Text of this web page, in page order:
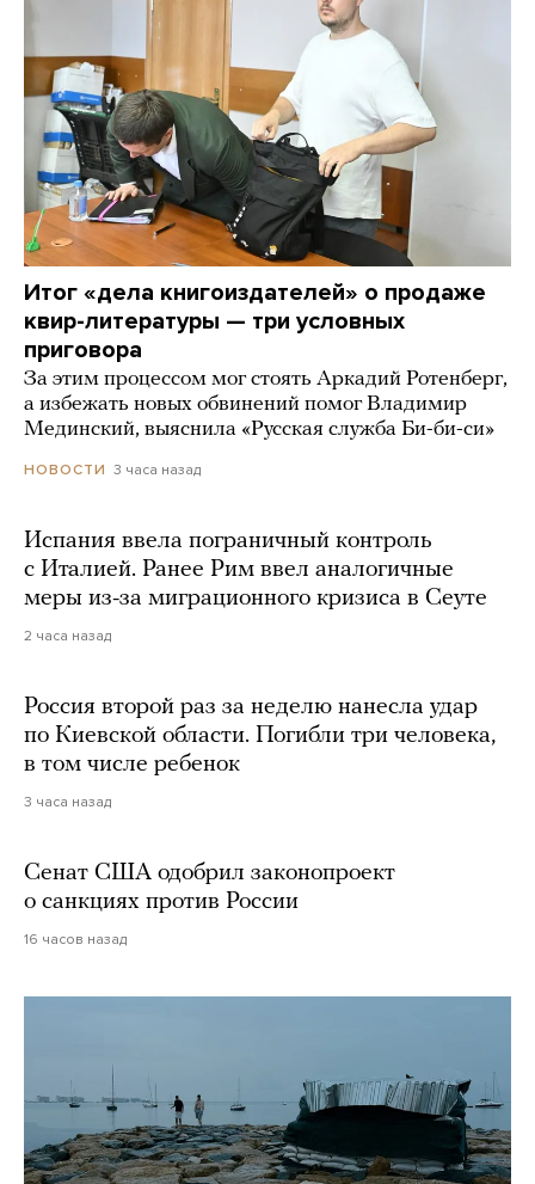
Итог «дела книгоиздателей» о продаже
квир-литературы — три условных
приговора
За этим процессом мог стоять Аркадий Ротенберг,
а избежать новых обвинений помог Владимир
Мединский, выяснила «Русская служба Би-би-си»
НОВОСТИ 3 часа назад
Испания ввела пограничный контроль
с Италией. Ранее Рим ввел аналогичные
меры из-за миграционного кризиса в Сеуте
2 часа назад
Россия второй раз за неделю нанесла удар
по Киевской области. Погибли три человека,
в том числе ребенок
3 часа назад
Сенат США одобрил законопроект
о санкциях против России
16 часов назад